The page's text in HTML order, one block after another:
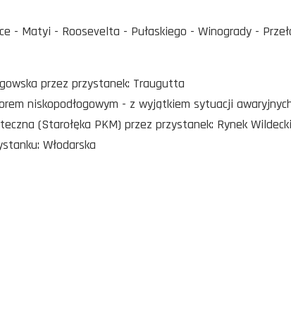
- Matyi - Roosevelta - Pułaskiego - Winogrady -
przez przystanek: Traugutta
niskopodłogowym - z wyjątkiem sytuacji
(Starołęka PKM) przez przystanek: Rynek
Włodarska